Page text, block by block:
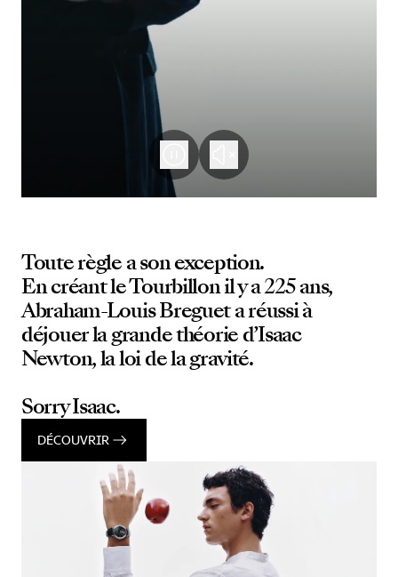
Toute règle a son exception.
En créant le Tourbillon il y a 225 ans,
Abraham-Louis Breguet a réussi à
déjouer la grande théorie d’Isaac
Newton, la loi de la gravité.
Sorry Isaac.
DÉCOUVRIR